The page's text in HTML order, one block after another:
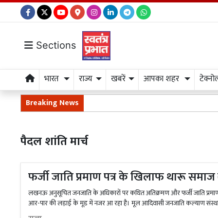
Sections
भारत राज्य खबरें आपका शहर
Breaking News
पैदल शांति मार्च
फर्जी जाति प्रमाण पत्र के खिलाफ थारू
लखनऊ अनुसूचित जनजाति के अधिकारों पर कथित अतिक्रमण और फर्जी जाति
आर-पार की लड़ाई के मूड में नजर आ रहा है। मूल आदिवासी जनजाति कल्याण